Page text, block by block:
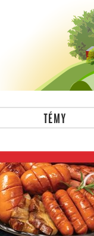
TÉMY